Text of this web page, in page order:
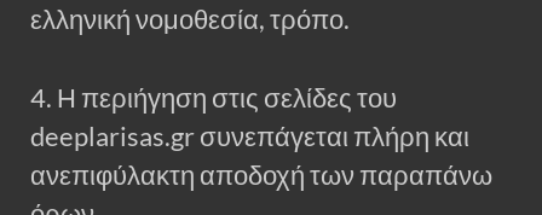
ελληνική νομοθεσία, τρόπο.
4. Η περιήγηση στις σελίδες του
deeplarisas.gr συνεπάγεται πλήρη και
ανεπιφύλακτη αποδοχή των παραπάνω